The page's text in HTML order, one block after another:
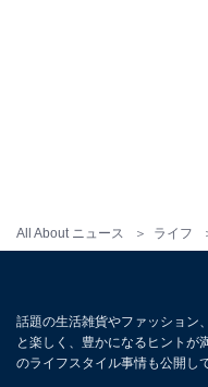
All About ニュース ライフ
税込300
ヤキャラ
逃せない
話題の生活雑貨やファッション
と楽しく、豊かになるヒントが
のライフスタイル事情も公開し